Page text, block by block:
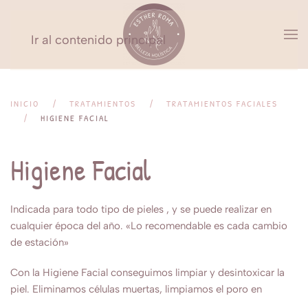
Ir al contenido principal
INICIO TRATAMIENTOS
TRATAMIENTOS FACIALES
HIGIENE FACIAL
Higiene Facial
Indicada para todo tipo de pieles , y se puede realizar en
cualquier época del año. «Lo recomendable es cada cambio
de estación»
Con la Higiene Facial conseguimos limpiar y desintoxicar la
piel. Eliminamos células muertas, limpiamos el poro en